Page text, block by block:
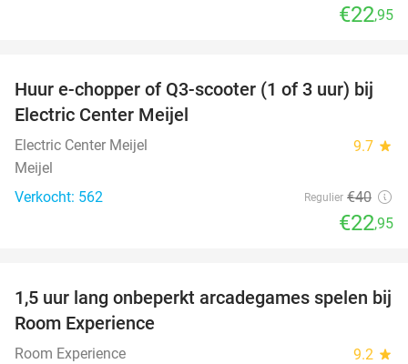
€22,95
43%
Huur e-chopper of Q3-scooter (1 of 3 uur) bij
Electric Center Meijel
Electric Center Meijel 9.7 star
Meijel
Verkocht: 562
Regulier €40
€22,95
46%
1,5 uur lang onbeperkt arcadegames spelen bij
Room Experience
Room Experience 9.2 star